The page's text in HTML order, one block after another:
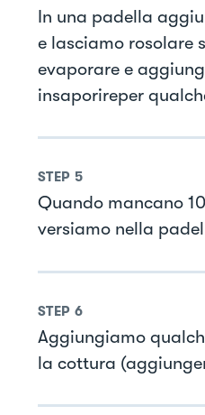
In una padella
e lasciamo rosolare
evaporare e
insaporireper
STEP 5
Quando mancano
versiamo nella
STEP 6
Aggiungiamo
la cottura